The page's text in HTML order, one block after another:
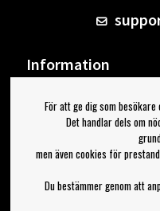
Information
Om Bengans
FAQ / Köp- & Leveransvillkor
Jag vill ha
För att ge dig som besökare
Det handlar dels om
men även cookies för
Du bestämmer genom att